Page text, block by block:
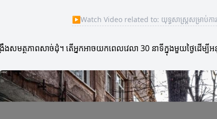
▶Watch Video related to: យុទ្ធសាស្ត្រ​សម្រាប់​ការ​
ងសមត្ថភាពសាច់ដុំ។ តើអ្នកអាចយកពេលវេលា 30 នាទីក្នុងមួយថ្ងៃដើម្បីអ